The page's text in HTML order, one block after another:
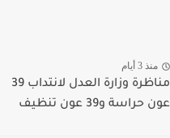
3 أيام
مناظرة وزارة العدل لانتداب 39
و39 عون تنظيف